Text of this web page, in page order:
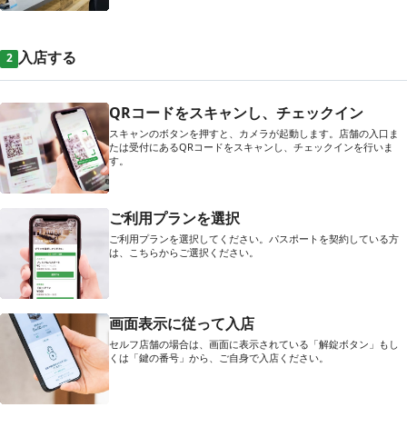
2 入店する
QRコードをスキャンし、チェックイン
スキャンのボタンを押すと、カメラが起動します。店舗の入口ま
たは受付にあるQRコードをスキャンし、チェックインを行いま
す。
ご利用プランを選択
ご利用プランを選択してください。パスポートを契約している方
は、こちらからご選択ください。
画面表示に従って入店
セルフ店舗の場合は、画面に表示されている「解錠ボタン」もし
くは「鍵の番号」から、ご自身で入店ください。